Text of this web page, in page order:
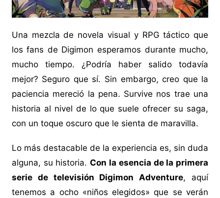
Una mezcla de novela visual y RPG táctico que
los fans de Digimon esperamos durante mucho,
mucho tiempo. ¿Podría haber salido todavía
mejor? Seguro que sí. Sin embargo, creo que la
paciencia mereció la pena. Survive nos trae una
historia al nivel de lo que suele ofrecer su saga,
con un toque oscuro que le sienta de maravilla.
Lo más destacable de la experiencia es, sin duda
alguna, su historia.Con la esencia de la primera
serie de televisión Digimon Adventure, aquí
tenemos a ocho «niños elegidos» que se verán